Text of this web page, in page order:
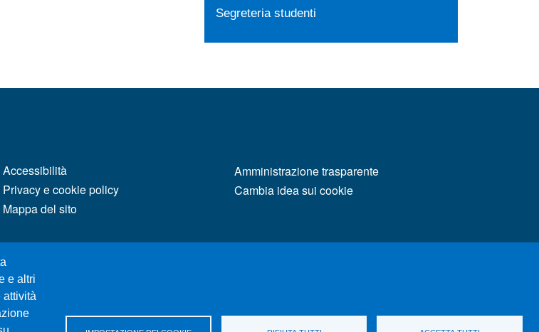
Segreteria studenti
e altri
attività
Accessibilità
Privacy e cookie policy
Mappa del sito
Amministrazione trasparente
Cambia idea sui cookie